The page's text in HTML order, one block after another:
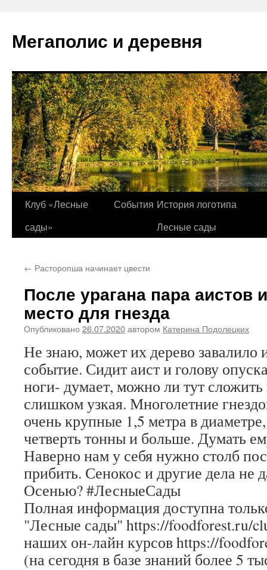
содержимому
Мегаполис и деревня
Клуб «Лесные
сады»
События История логотипа
Лесные сады
← Расторопша начинает цвести
После урагана пара аистов
место для гнезда
Опубликовано 26.07.2020автором Катерина Подолецких
Не знаю, может их дерево завалило
событие. Сидит аист и голову
ноги- думает, можно ли тут сложить
слишком узкая. Многолетние
очень крупные 1,5 метра в
четверть тонны и больше. Думать
Наверно нам у себя нужно столб
прибить. Сенокос и другие дела не
Осенью? #ЛесныеСады
Полная информация доступна
"Лесные сады" https://foodforest.ru/
наших он-лайн курсов https://
(на сегодня в базе знаний более 5